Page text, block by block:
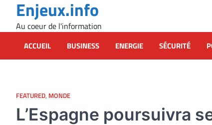
content
Enjeux.info
Au coeur de l'information
ACCUEIL BUSINESS ENERGIE SÉCURITÉ
FEATURED, MONDE
L’Espagne poursuivra